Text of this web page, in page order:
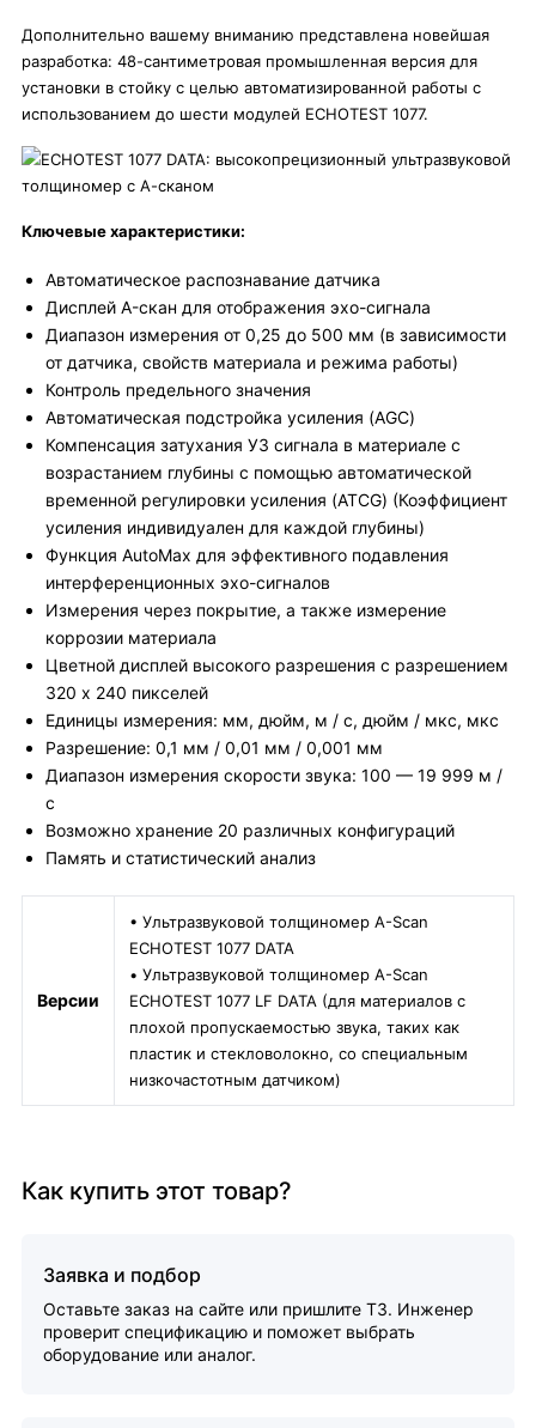
Дополнительно вашему вниманию представлена новейшая
разработка: 48-сантиметровая промышленная версия для
установки в стойку с целью автоматизированной работы с
использованием до шести модулей ECHOTEST 1077.
Ключевые характеристики:
Автоматическое распознавание датчика
Дисплей A-скан для отображения эхо-сигнала
Диапазон измерения от 0,25 до 500 мм (в зависимости
от датчика, свойств материала и режима работы)
Контроль предельного значения
Автоматическая подстройка усиления (AGC)
Компенсация затухания УЗ сигнала в материале с
возрастанием глубины с помощью автоматической
временной регулировки усиления (ATCG) (Коэффициент
усиления индивидуален для каждой глубины)
Функция AutoMax для эффективного подавления
интерференционных эхо-сигналов
Измерения через покрытие, а также измерение
коррозии материала
Цветной дисплей высокого разрешения с разрешением
320 x 240 пикселей
Единицы измерения: мм, дюйм, м / с, дюйм / мкс, мкс
Разрешение: 0,1 мм / 0,01 мм / 0,001 мм
Диапазон измерения скорости звука: 100 — 19 999 м /
с
Возможно хранение 20 различных конфигураций
Память и статистический анализ
Версии
• Ультразвуковой толщиномер A-Scan
ECHOTEST 1077 DATA
• Ультразвуковой толщиномер A-Scan
ECHOTEST 1077 LF DATA (для материалов с
плохой пропускаемостью звука, таких как
пластик и стекловолокно, со специальным
низкочастотным датчиком)
Как купить этот товар?
Заявка и подбор
Оставьте заказ на сайте или пришлите ТЗ. Инженер
проверит спецификацию и поможет выбрать
оборудование или аналог.